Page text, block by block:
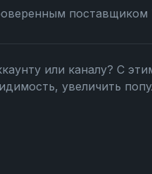
поставщиком
или каналу? С
увеличить